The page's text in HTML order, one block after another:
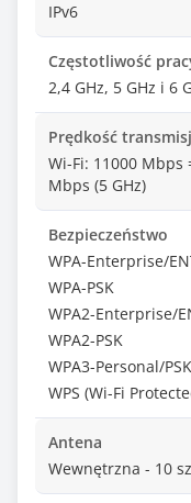
IPv6
Częstotliwość
2,4 GHz, 5 GHz i 6
Prędkość
Wi-Fi: 11000 Mbps
Mbps (5 GHz)
Bezpieczeństwo
WPA-Enterprise/
WPA-PSK
WPA2-Enterprise/
WPA2-PSK
WPA3-Personal/PSK
WPS (Wi-Fi
Antena
Wewnętrzna - 10